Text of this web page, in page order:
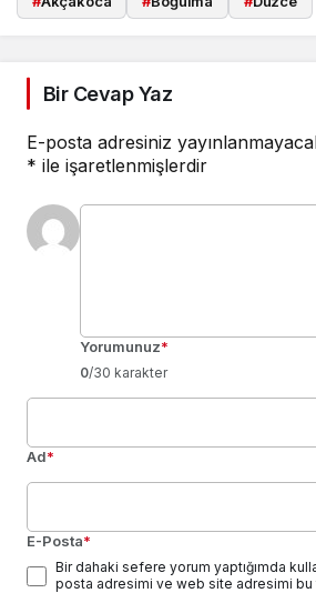
Bir Cevap Yaz
E-posta adresiniz
* ile işaretlenmişlerdir
Yorumunuz*
0/30 karakter
Ad*
E-Posta*
Bir dahaki sefere yorum yaptığımda
posta adresimi ve web site adresimi bu